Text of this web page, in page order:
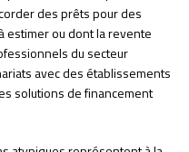
des prêts pour des
estimer ou dont la revente
du secteur
avec des établissements
solutions de financement